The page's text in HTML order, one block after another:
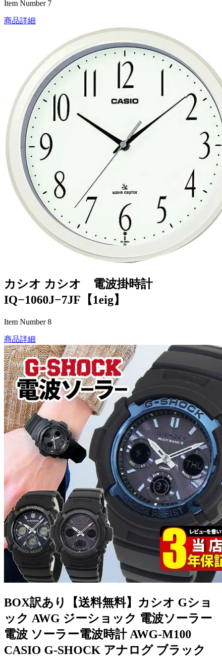
Item Number 7
商品詳細
カシオ カシオ 電波掛時計
IQ−1060J−7JF【1eig】
Item Number 8
商品詳細
BOX訳あり【送料無料】カシオ Gショ
ック AWG ジーショック 電波ソーラー
電波 ソーラー電波時計 AWG-M100
CASIO G-SHOCK アナログ ブラック